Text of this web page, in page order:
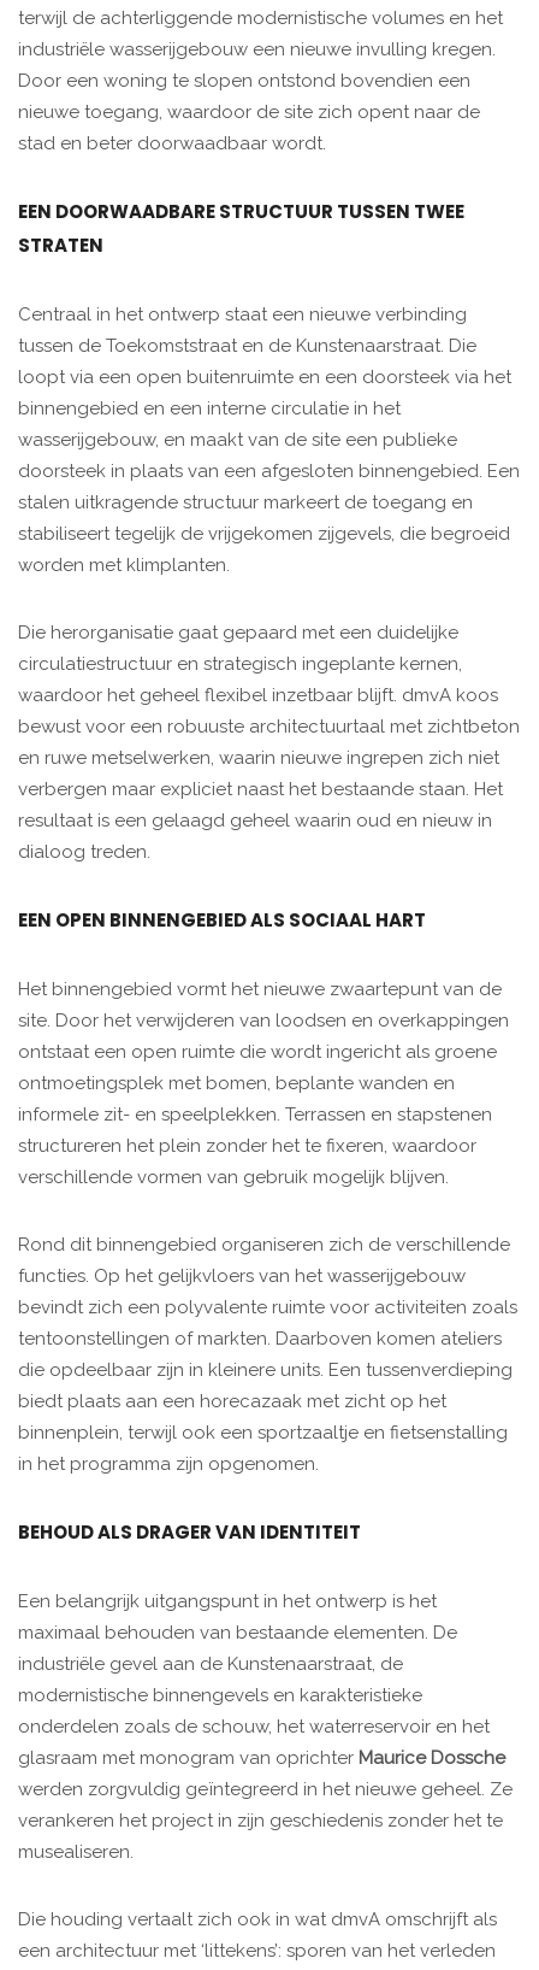
terwijl de achterliggende modernistische volumes en het
industriële wasserijgebouw een nieuwe invulling kregen.
Door een woning te slopen ontstond bovendien een
nieuwe toegang, waardoor de site zich opent naar de
stad en beter doorwaadbaar wordt.
EEN DOORWAADBARE STRUCTUUR TUSSEN TWEE
STRATEN
Centraal in het ontwerp staat een nieuwe verbinding
tussen de Toekomststraat en de Kunstenaarstraat. Die
loopt via een open buitenruimte en een doorsteek via het
binnengebied en een interne circulatie in het
wasserijgebouw, en maakt van de site een publieke
doorsteek in plaats van een afgesloten binnengebied. Een
stalen uitkragende structuur markeert de toegang en
stabiliseert tegelijk de vrijgekomen zijgevels, die begroeid
worden met klimplanten.
Die herorganisatie gaat gepaard met een duidelijke
circulatiestructuur en strategisch ingeplante kernen,
waardoor het geheel flexibel inzetbaar blijft. dmvA koos
bewust voor een robuuste architectuurtaal met zichtbeton
en ruwe metselwerken, waarin nieuwe ingrepen zich niet
verbergen maar expliciet naast het bestaande staan. Het
resultaat is een gelaagd geheel waarin oud en nieuw in
dialoog treden.
EEN OPEN BINNENGEBIED ALS SOCIAAL HART
Het binnengebied vormt het nieuwe zwaartepunt van de
site. Door het verwijderen van loodsen en overkappingen
ontstaat een open ruimte die wordt ingericht als groene
ontmoetingsplek met bomen, beplante wanden en
informele zit- en speelplekken. Terrassen en stapstenen
structureren het plein zonder het te fixeren, waardoor
verschillende vormen van gebruik mogelijk blijven.
Rond dit binnengebied organiseren zich de verschillende
functies. Op het gelijkvloers van het wasserijgebouw
bevindt zich een polyvalente ruimte voor activiteiten zoals
tentoonstellingen of markten. Daarboven komen ateliers
die opdeelbaar zijn in kleinere units. Een tussenverdieping
biedt plaats aan een horecazaak met zicht op het
binnenplein, terwijl ook een sportzaaltje en fietsenstalling
in het programma zijn opgenomen.
BEHOUD ALS DRAGER VAN IDENTITEIT
Een belangrijk uitgangspunt in het ontwerp is het
maximaal behouden van bestaande elementen. De
industriële gevel aan de Kunstenaarstraat, de
modernistische binnengevels en karakteristieke
onderdelen zoals de schouw, het waterreservoir en het
glasraam met monogram van oprichter Maurice Dossche
werden zorgvuldig geïntegreerd in het nieuwe geheel. Ze
verankeren het project in zijn geschiedenis zonder het te
musealiseren.
Die houding vertaalt zich ook in wat dmvA omschrijft als
een architectuur met ‘littekens’: sporen van het verleden